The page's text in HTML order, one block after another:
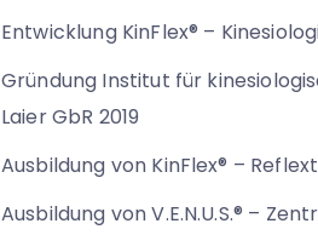
Entwicklung KinFlex® –
Gründung Institut für
Laier GbR 2019
Ausbildung von KinFlex® –
Ausbildung von V.E.N.U.S.® –